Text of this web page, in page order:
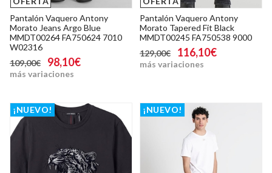
Pantalón Vaquero Antony
Morato Jeans Argo Blue
MMDT00264 FA750624 7010
W02316
109,00€
98,10€
más variaciones
Pantalón Vaquero Antony
Morato Tapered Fit Black
MMDT00245 FA750538 9000
129,00€
116,10€
más variaciones
¡NUEVO! ¡NUEVO!